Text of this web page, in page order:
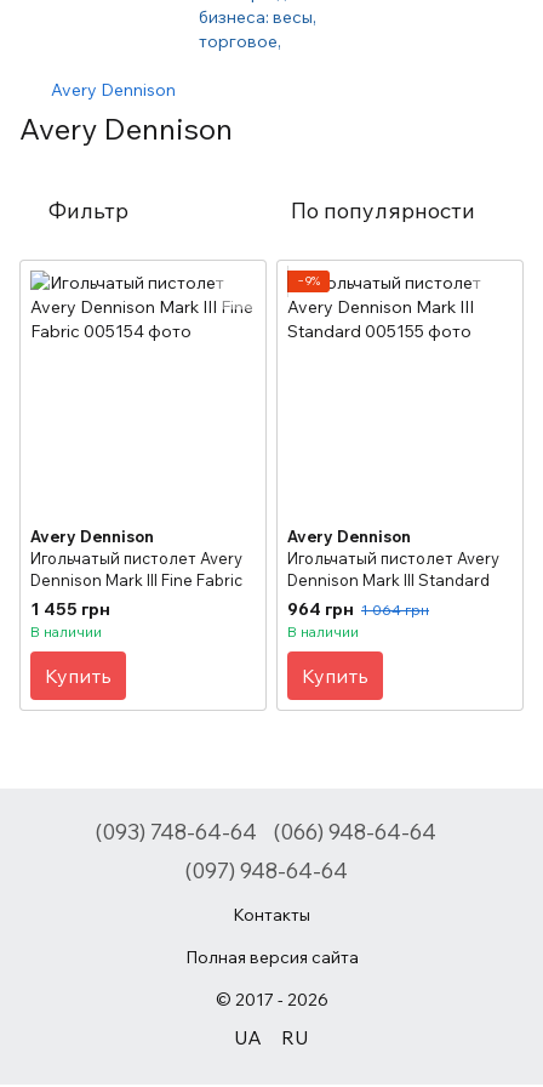
Avery Dennison
Avery Dennison
Фильтр По популярности
Avery Dennison
Игольчатый пистолет Avery
Dennison Mark III Fine Fabric
1 455 грн
В наличии
Купить
−9%
Avery Dennison
Игольчатый пистолет Avery
Dennison Mark III Standard
964 грн 1 064 грн
В наличии
Купить
(093) 748-64-64
(066) 948-64-64
(097) 948-64-64
Контакты
Полная версия сайта
© 2017 - 2026
UA RU